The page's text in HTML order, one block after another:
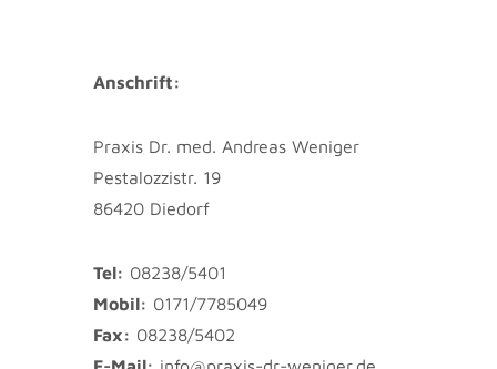
Anschrift:
Praxis Dr. med. Andreas Weniger
Pestalozzistr. 19
86420 Diedorf
Tel: 08238/5401
Mobil: 0171/7785049
Fax: 08238/5402